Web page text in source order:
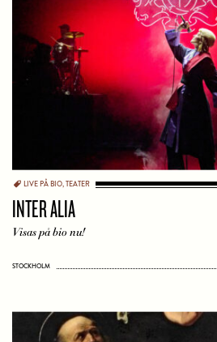
LIVE PÅ BIO,TEATER
INTER ALIA
Visas på bio nu!
STOCKHOLM